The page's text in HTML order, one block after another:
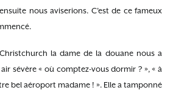
nous aviserions. C’est de ce fameux
la dame de la douane nous a
sévère « où comptez-vous dormir ? », « à
bel aéroport madame ! ». Elle a tamponné